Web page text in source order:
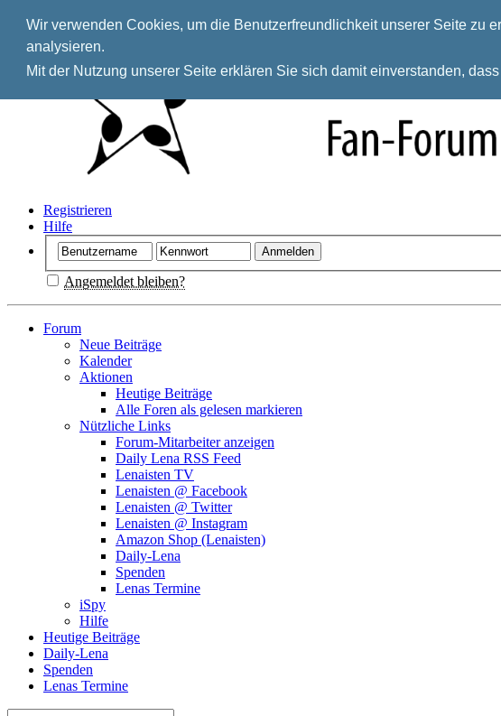
Wir verwenden Cookies, um die Benutzerfreundlichkeit unserer Seite zu
analysieren.
Mit der Nutzung unserer Seite erklären Sie sich damit einverstanden,
Registrieren
Hilfe
Angemeldet bleiben?
Forum
Neue Beiträge
Kalender
Aktionen
Heutige Beiträge
Alle Foren als gelesen markieren
Nützliche Links
Forum-Mitarbeiter anzeigen
Daily Lena RSS Feed
Lenaisten TV
Lenaisten @ Facebook
Lenaisten @ Twitter
Lenaisten @ Instagram
Amazon Shop (Lenaisten)
Daily-Lena
Spenden
Lenas Termine
iSpy
Hilfe
Heutige Beiträge
Daily-Lena
Spenden
Lenas Termine